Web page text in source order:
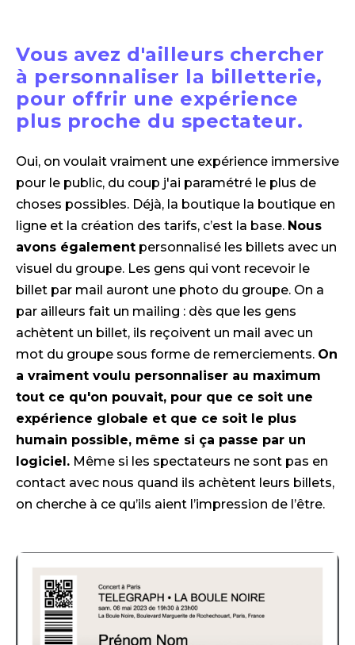
Vous avez d'ailleurs chercher
à personnaliser la billetterie,
pour offrir une expérience
plus proche du spectateur.
Oui, on voulait vraiment une expérience immersive
pour le public, du coup j'ai paramétré le plus de
choses possibles. Déjà, la boutique la boutique en
ligne et la création des tarifs, c’est la base. Nous
avons également personnalisé les billets avec un
visuel du groupe. Les gens qui vont recevoir le
billet par mail auront une photo du groupe. On a
par ailleurs fait un mailing : dès que les gens
achètent un billet, ils reçoivent un mail avec un
mot du groupe sous forme de remerciements. On
a vraiment voulu personnaliser au maximum
tout ce qu'on pouvait, pour que ce soit une
expérience globale et que ce soit le plus
humain possible, même si ça passe par un
logiciel. Même si les spectateurs ne sont pas en
contact avec nous quand ils achètent leurs billets,
on cherche à ce qu’ils aient l’impression de l’être.